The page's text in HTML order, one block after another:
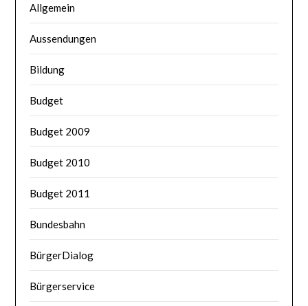
Allgemein
Aussendungen
Bildung
Budget
Budget 2009
Budget 2010
Budget 2011
Bundesbahn
BürgerDialog
Bürgerservice